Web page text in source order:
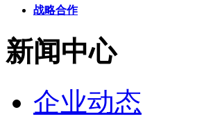
战略合作
新闻中心
企业动态